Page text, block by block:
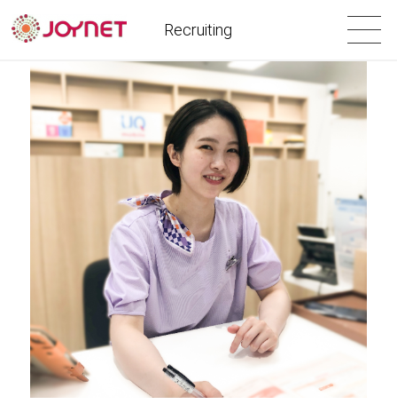
Recruiting